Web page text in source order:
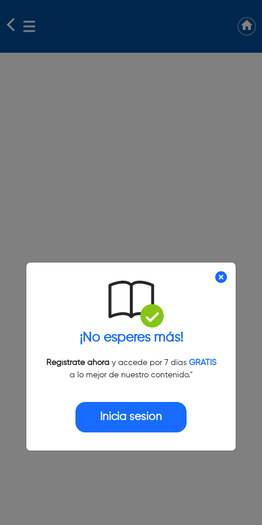
¡No esperes más!
Regístrate ahoray accede por 7 días GRATIS
a lo mejor de nuestro contenido."
Inicia sesión